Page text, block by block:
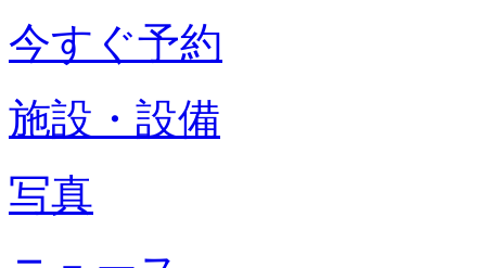
今すぐ予約
施設・設備
写真